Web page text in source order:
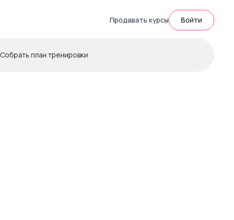
Продавать курсы Войти
Собрать план тренировки